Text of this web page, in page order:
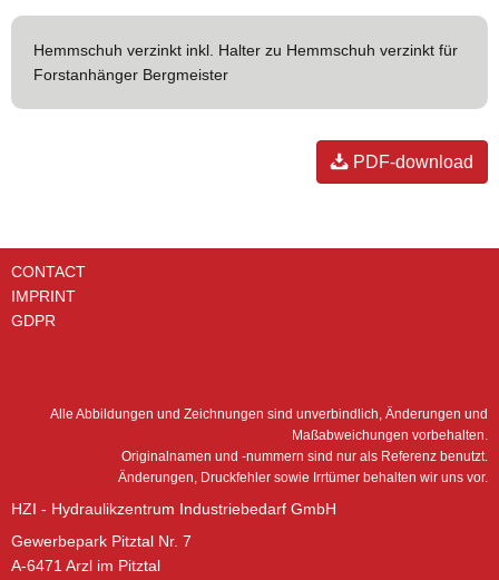
Hemmschuh verzinkt inkl. Halter zu Hemmschuh verzinkt für
Forstanhänger Bergmeister
PDF-download
CONTACT
IMPRINT
GDPR
Alle Abbildungen und Zeichnungen sind unverbindlich, Änderungen und
Maßabweichungen vorbehalten.
Originalnamen und -nummern sind nur als Referenz benutzt.
Änderungen, Druckfehler sowie Irrtümer behalten wir uns vor.
HZI - Hydraulikzentrum Industriebedarf GmbH
Gewerbepark Pitztal Nr. 7
A-6471 Arzl im Pitztal